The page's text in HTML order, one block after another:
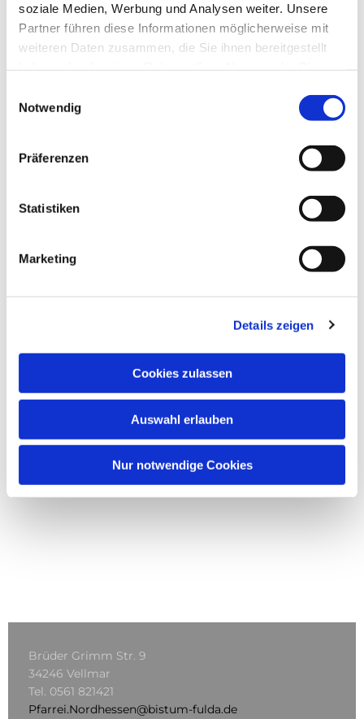
soziale Medien, Werbung und Analysen weiter. Unsere
Partner führen diese Informationen möglicherweise mit
weiteren Daten zusammen, die Sie ihnen bereitgestellt
Notwendig
Präferenzen
Statistiken
Marketing
Details zeigen
Cookies zulassen
Auswahl erlauben
Nur notwendige Cookies
Dies könnte Sie auch
Brüder Grimm Str. 9
34246 Vellmar
Tel. 0561 821421
Pfarrei.Nordhessen@bistum-fulda.de